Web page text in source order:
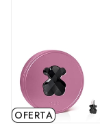
OFERTA